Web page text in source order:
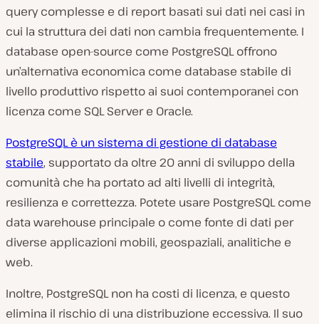
query complesse e di report basati sui dati nei casi in
cui la struttura dei dati non cambia frequentemente. I
database open-source come PostgreSQL offrono
un’alternativa economica come database stabile di
livello produttivo rispetto ai suoi contemporanei con
licenza come SQL Server e Oracle.
PostgreSQL è un sistema di gestione di database
stabile, supportato da oltre 20 anni di sviluppo della
comunità che ha portato ad alti livelli di integrità,
resilienza e correttezza. Potete usare PostgreSQL come
data warehouse principale o come fonte di dati per
diverse applicazioni mobili, geospaziali, analitiche e
web.
Inoltre, PostgreSQL non ha costi di licenza, e questo
elimina il rischio di una distribuzione eccessiva. Il suo